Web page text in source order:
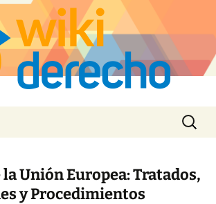
Buscar:
Unión Europea: Tratados,
y Procedimientos